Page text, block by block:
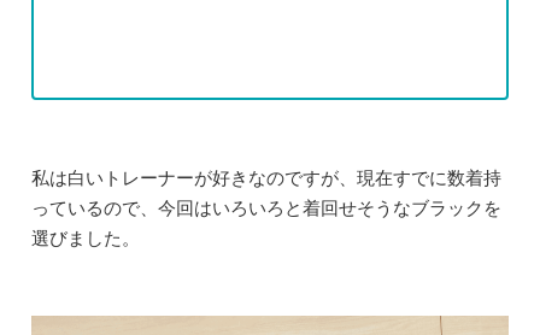
私は白いトレーナーが好きなのですが、現在すでに数着持
っているので、今回はいろいろと着回せそうなブラックを
選びました。